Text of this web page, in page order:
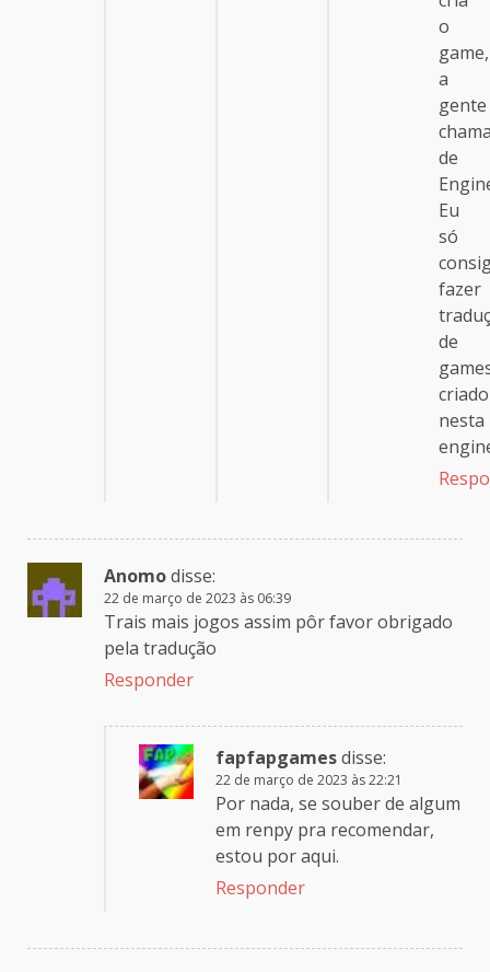
o
game,
a
gente
de
Eu
só
fazer
de
criado
nesta
Anomodisse:
22 de março de 2023 às 06:39
Trais mais jogos assim pôr favor obrigado
pela tradução
Responder
fapfapgamesdisse:
22 de março de 2023 às 22:21
Por nada, se souber de algum
em renpy pra recomendar,
estou por aqui.
Responder